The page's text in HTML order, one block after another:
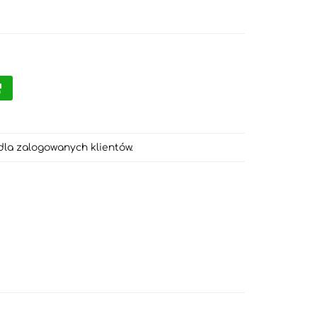
zalogowanych klientów.